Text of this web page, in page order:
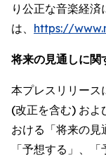
り公正な音楽経済
は、 https://
将来の見通しに関
本プレスリリース
(改正を含む) およ
おける「将来の見
「予想する」、